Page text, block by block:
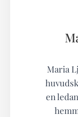
Maria
en